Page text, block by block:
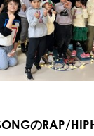
のRAP/